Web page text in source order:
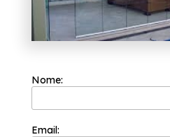
Nome:
Email: